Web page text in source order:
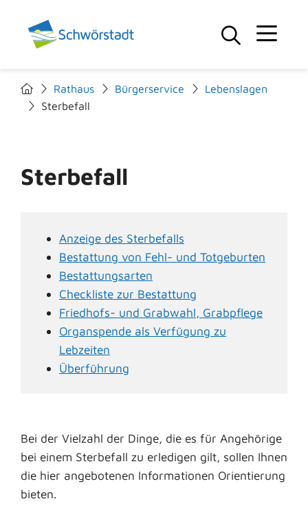
Rathaus Bürgerservice
Lebenslagen
Sterbefall
Sterbefall
Anzeige des Sterbefalls
Bestattung von Fehl- und Totgeburten
Bestattungsarten
Checkliste zur Bestattung
Friedhofs- und Grabwahl, Grabpflege
Organspende als Verfügung zu
Lebzeiten
Überführung
Bei der Vielzahl der Dinge, die es für Angehörige
bei einem Sterbefall zu erledigen gilt, sollen Ihnen
die hier angebotenen Informationen Orientierung
bieten.